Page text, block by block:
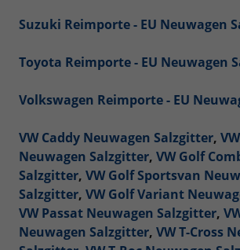
Suzuki Reimporte - EU Neuwagen
Toyota Reimporte - EU Neuwagen
Volkswagen Reimporte - EU
VW Caddy Neuwagen Salzgitter,
Neuwagen Salzgitter, VW Golf
Salzgitter, VW Golf Sportsvan
Salzgitter, VW Golf Variant
VW Passat Neuwagen Salzgitter,
Neuwagen Salzgitter, VW T-Cross